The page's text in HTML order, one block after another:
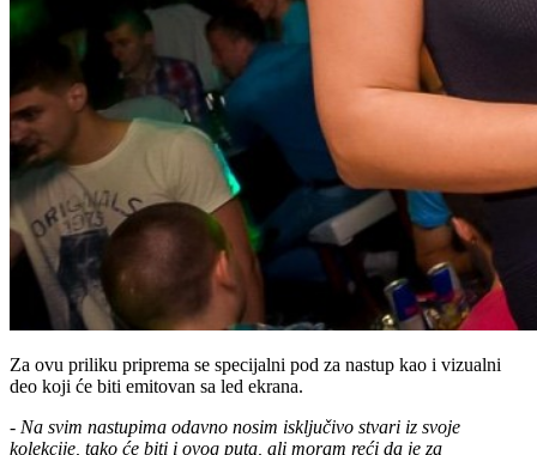
Za ovu priliku priprema se specijalni pod za nastup kao i vizualni
deo koji će biti emitovan sa led ekrana.
- Na svim nastupima odavno nosim isključivo stvari iz svoje
kolekcije, tako će biti i ovog puta, ali moram reći da je za